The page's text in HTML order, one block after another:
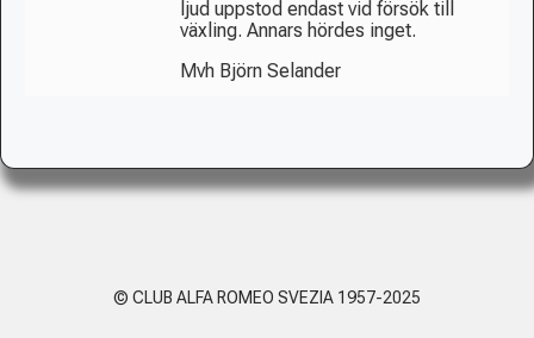
ljud uppstod endast vid försök till
växling. Annars hördes inget.
Mvh Björn Selander
© CLUB ALFA ROMEO SVEZIA 1957-2025